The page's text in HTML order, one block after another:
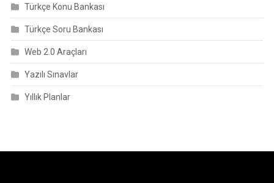
Türkçe Konu Bankası
Türkçe Soru Bankası
Web 2.0 Araçları
Yazılı Sınavlar
Yıllık Planlar